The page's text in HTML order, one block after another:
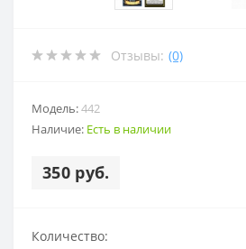
Отзывы: (0)
Модель:442
Наличие: Есть в наличии
350 руб.
Количество: